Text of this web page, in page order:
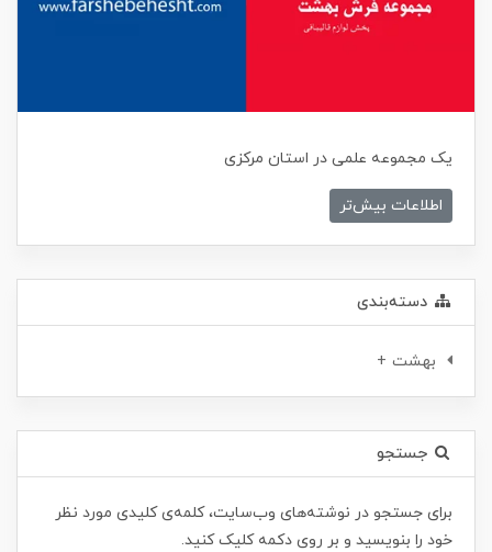
یک مجموعه علمی در استان مرکزی
اطلاعات بیش‌تر
دسته‌بندی
بهشت +
جستجو
برای جستجو در نوشته‌های وب‌سایت، کلمه‌ی کلیدی مورد نظر
خود را بنویسید و بر روی دکمه کلیک کنید.